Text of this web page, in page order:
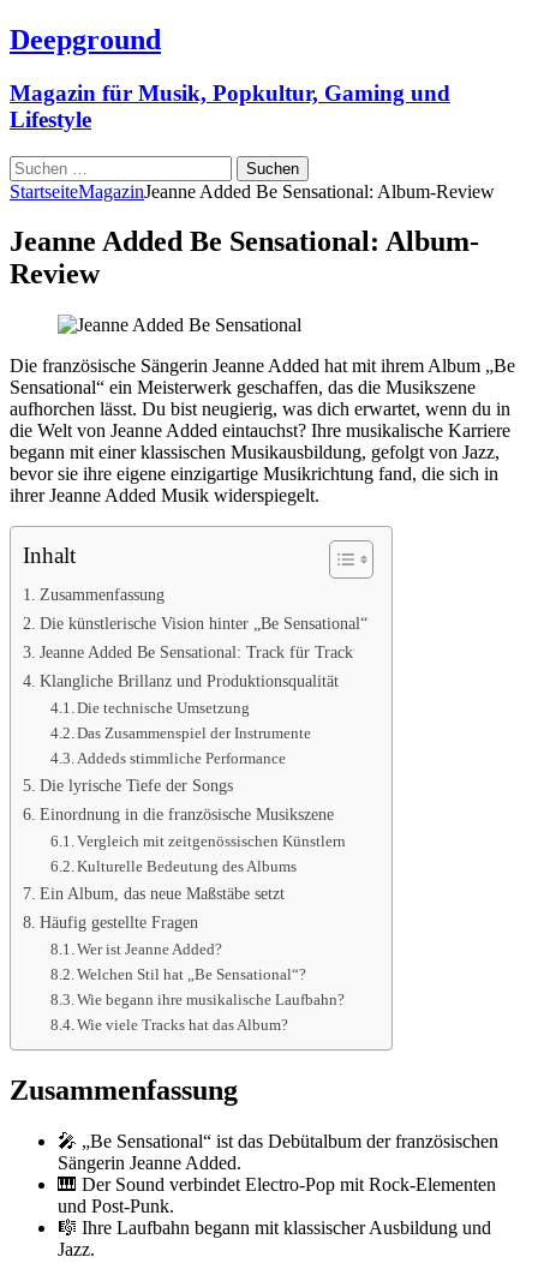
Deepground
Magazin für Musik, Popkultur, Gaming und
Lifestyle
Suchen
nach:
StartseiteMagazinJeanne Added Be Sensational: Album-Review
Jeanne Added Be Sensational: Album-
Review
Die französische Sängerin Jeanne Added hat mit ihrem Album „Be
Sensational“ ein Meisterwerk geschaffen, das die Musikszene
aufhorchen lässt. Du bist neugierig, was dich erwartet, wenn du in
die Welt von Jeanne Added eintauchst? Ihre musikalische Karriere
begann mit einer klassischen Musikausbildung, gefolgt von Jazz,
bevor sie ihre eigene einzigartige Musikrichtung fand, die sich in
ihrer Jeanne Added Musik widerspiegelt.
Inhalt
Zusammenfassung
Die künstlerische Vision hinter „Be Sensational“
Jeanne Added Be Sensational: Track für Track
Klangliche Brillanz und Produktionsqualität
Die technische Umsetzung
Das Zusammenspiel der Instrumente
Addeds stimmliche Performance
Die lyrische Tiefe der Songs
Einordnung in die französische Musikszene
Vergleich mit zeitgenössischen Künstlern
Kulturelle Bedeutung des Albums
Ein Album, das neue Maßstäbe setzt
Häufig gestellte Fragen
Wer ist Jeanne Added?
Welchen Stil hat „Be Sensational“?
Wie begann ihre musikalische Laufbahn?
Wie viele Tracks hat das Album?
Zusammenfassung
🎤 „Be Sensational“ ist das Debütalbum der französischen
Sängerin Jeanne Added.
🎹 Der Sound verbindet Electro-Pop mit Rock-Elementen
und Post-Punk.
🎼 Ihre Laufbahn begann mit klassischer Ausbildung und
Jazz.